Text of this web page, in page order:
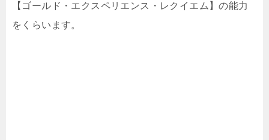
【ゴールド・エクスペリエンス・レクイエム】の能力
をくらいます。